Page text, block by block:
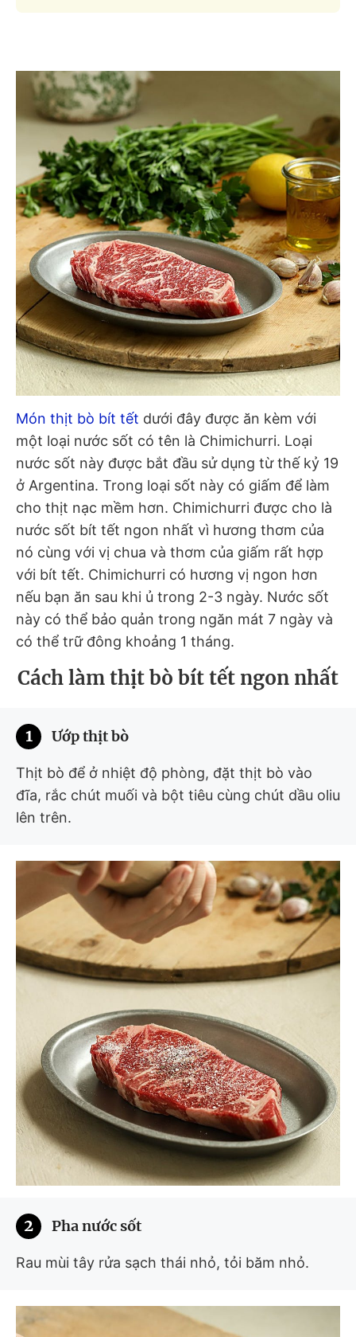
Món thịt bò bít tết dưới đây được ăn kèm với
một loại nước sốt có tên là Chimichurri. Loại
nước sốt này được bắt đầu sử dụng từ thế kỷ 19
ở Argentina. Trong loại sốt này có giấm để làm
cho thịt nạc mềm hơn. Chimichurri được cho là
nước sốt bít tết ngon nhất vì hương thơm của
nó cùng với vị chua và thơm của giấm rất hợp
với bít tết. Chimichurri có hương vị ngon hơn
nếu bạn ăn sau khi ủ trong 2-3 ngày. Nước sốt
này có thể bảo quản trong ngăn mát 7 ngày và
có thể trữ đông khoảng 1 tháng.
Cách làm thịt bò bít tết ngon nhất
1 Ướp thịt bò
Thịt bò để ở nhiệt độ phòng, đặt thịt bò vào
đĩa, rắc chút muối và bột tiêu cùng chút dầu oliu
lên trên.
2 Pha nước sốt
Rau mùi tây rửa sạch thái nhỏ, tỏi băm nhỏ.